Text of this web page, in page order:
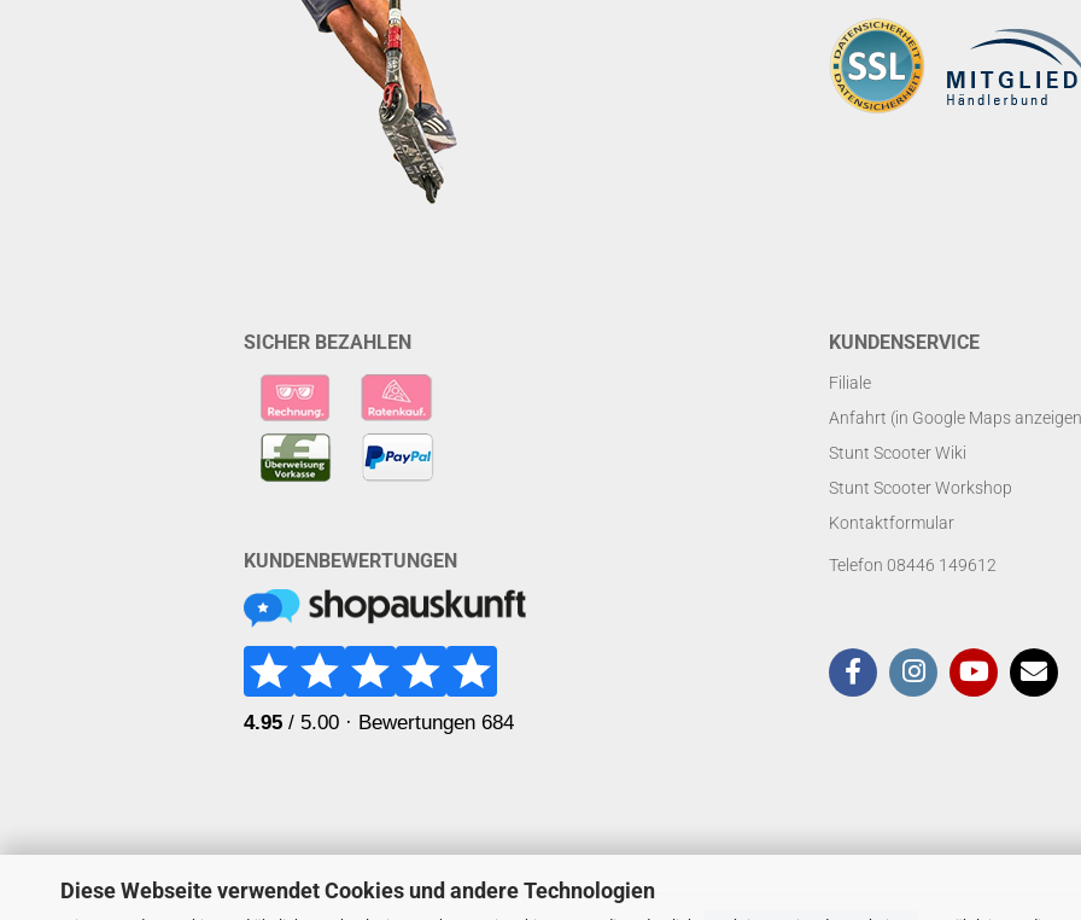
Diese Webseite verwendet Cookies und andere Technologien
SICHER BEZAHLEN
KUNDENBEWERTUNGEN
KUNDENSERVICE
Filiale
Anfahrt (in Google Maps
Stunt Scooter Wiki
Stunt Scooter Workshop
Kontaktformular
Telefon 08446 149612